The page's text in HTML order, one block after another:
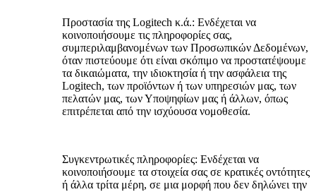
Προστασία της Logitech κ.ά.: Ενδέχεται να
κοινοποιήσουμε τις πληροφορίες σας,
συμπεριλαμβανομένων των Προσωπικών Δεδομένων,
όταν πιστεύουμε ότι είναι σκόπιμο να προστατέψουμε
τα δικαιώματα, την ιδιοκτησία ή την ασφάλεια της
Logitech, των προϊόντων ή των υπηρεσιών μας, των
πελατών μας, των Υποψηφίων μας ή άλλων, όπως
επιτρέπεται από την ισχύουσα νομοθεσία.
Συγκεντρωτικές πληροφορίες: Ενδέχεται να
κοινοποιήσουμε τα στοιχεία σας σε κρατικές οντότητες
ή άλλα τρίτα μέρη, σε μια μορφή που δεν δηλώνει την